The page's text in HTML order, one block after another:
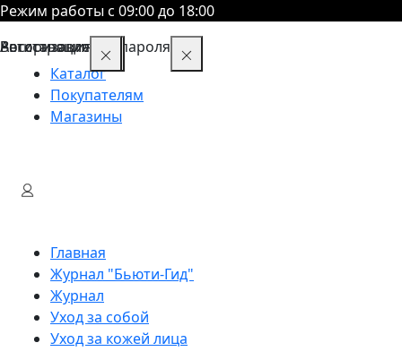
Режим работы с 09:00 до 18:00
Каталог
Покупателям
Магазины
Главная
Журнал "Бьюти-Гид"
Журнал
Уход за собой
Уход за кожей лица
Восстановление пароля
Авторизация
Регистрация